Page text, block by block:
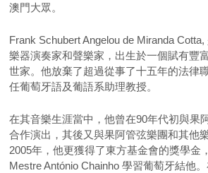
澳門大眾。
Frank Schubert Angelou de Miranda
樂器演奏家和聲樂家，出生於一個賦有豐
世家。他放棄了超過從事了十五年的法律
任葡萄牙語及葡語系助理教授。
在其音樂生涯當中，他曾在90年代初與果
合作演出，其後又與果阿管弦樂團和其他
2005年，他更獲得了東方基金會的獎學金
Mestre António Chainho 學習葡萄牙結他